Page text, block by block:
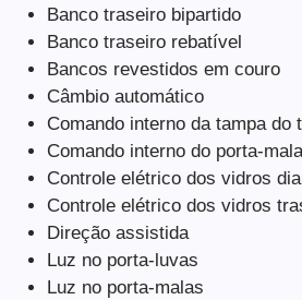
Banco traseiro bipartido
Banco traseiro rebatível
Bancos revestidos em couro
Câmbio automático
Comando interno da tampa do
Comando interno do porta-
Controle elétrico dos vidros
Controle elétrico dos vidros
Direção assistida
Luz no porta-luvas
Luz no porta-malas